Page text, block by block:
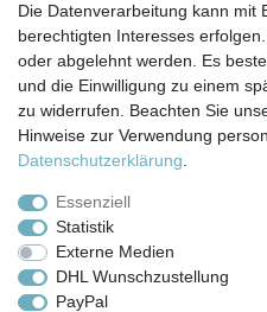
Impressum
Versand- &
Die Datenverarbeitung kann mit
berechtigten Interesses
oder abgelehnt werden. Es
und die Einwilligung zu einem
zu widerrufen. Beachten Sie
Hinweise zur Verwendung
Daten­schutz­erklärung
Essenziell
Statistik
Externe Medien
DHL Wunschzustellung
PayPal